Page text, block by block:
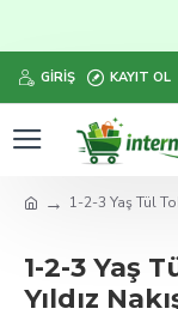
GIRIŞ KAYIT OL
1-2-3 Yaş Tül
1-2-3 Yaş
Yıldız